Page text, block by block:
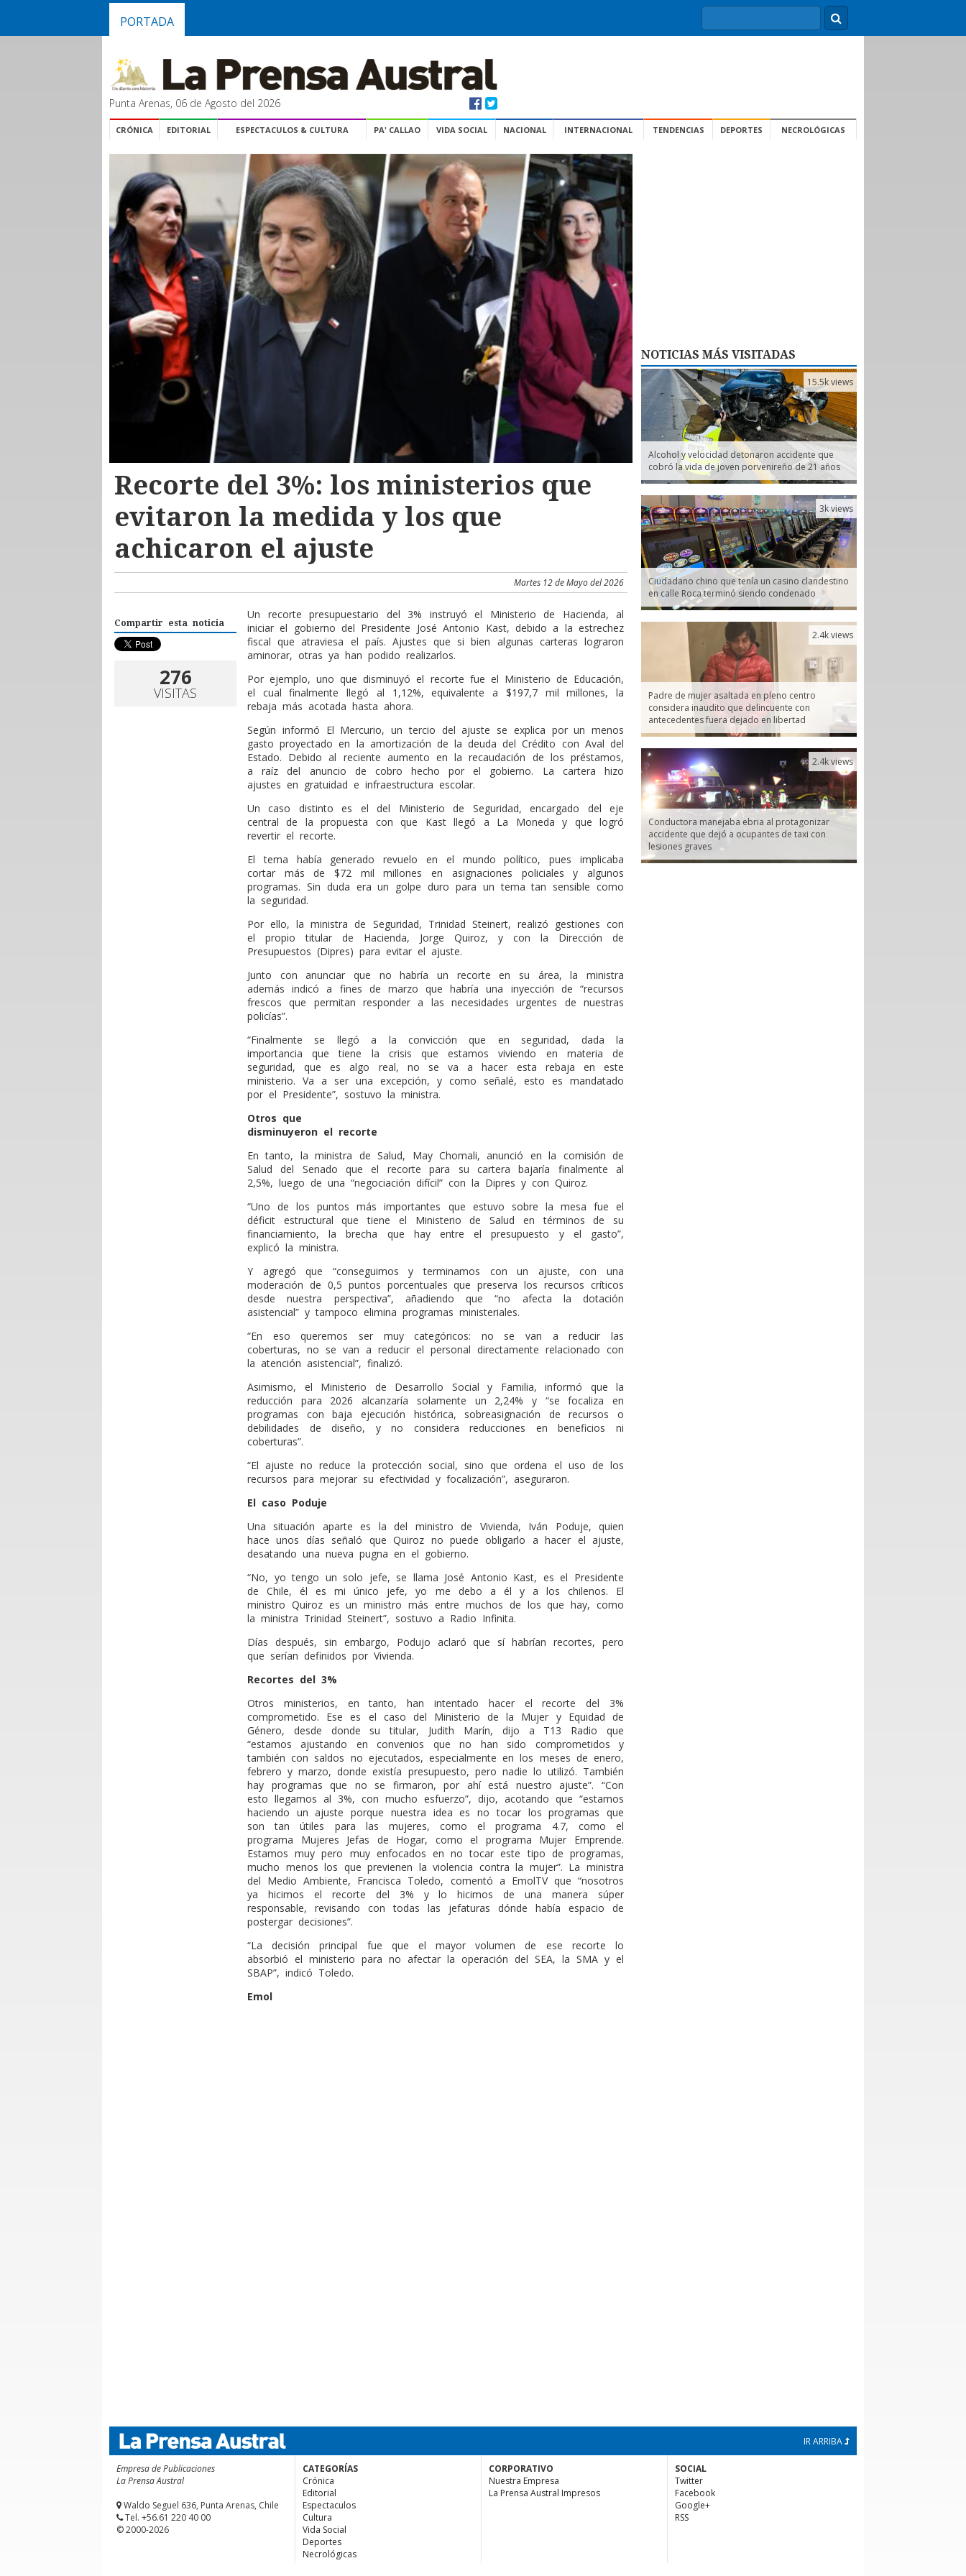
PORTADA
Punta Arenas, 06 de Agosto del 2026
CRÓNICA EDITORIAL ESPECTACULOS & CULTURA PA' CALLAO VIDA SOCIAL NACIONAL INTERNACIONAL TENDENCIAS DEPORTES NECROLÓGICAS
Recorte del 3%: los ministerios que
evitaron la medida y los que
achicaron el ajuste
Martes 12 de Mayo del 2026
Compartir esta noticia
276
VISITAS
Un recorte presupuestario del 3% instruyó el Ministerio de Hacienda, al
iniciar el gobierno del Presidente José Antonio Kast, debido a la estrechez
fiscal que atraviesa el país. Ajustes que si bien algunas carteras lograron
aminorar, otras ya han podido realizarlos.
Por ejemplo, uno que disminuyó el recorte fue el Ministerio de Educación,
el cual finalmente llegó al 1,12%, equivalente a $197,7 mil millones, la
rebaja más acotada hasta ahora.
Según informó El Mercurio, un tercio del ajuste se explica por un menos
gasto proyectado en la amortización de la deuda del Crédito con Aval del
Estado. Debido al reciente aumento en la recaudación de los préstamos,
a raíz del anuncio de cobro hecho por el gobierno. La cartera hizo
ajustes en gratuidad e infraestructura escolar.
Un caso distinto es el del Ministerio de Seguridad, encargado del eje
central de la propuesta con que Kast llegó a La Moneda y que logró
revertir el recorte.
El tema había generado revuelo en el mundo político, pues implicaba
cortar más de $72 mil millones en asignaciones policiales y algunos
programas. Sin duda era un golpe duro para un tema tan sensible como
la seguridad.
Por ello, la ministra de Seguridad, Trinidad Steinert, realizó gestiones con
el propio titular de Hacienda, Jorge Quiroz, y con la Dirección de
Presupuestos (Dipres) para evitar el ajuste.
Junto con anunciar que no habría un recorte en su área, la ministra
además indicó a fines de marzo que habría una inyección de “recursos
frescos que permitan responder a las necesidades urgentes de nuestras
policías”.
“Finalmente se llegó a la convicción que en seguridad, dada la
importancia que tiene la crisis que estamos viviendo en materia de
seguridad, que es algo real, no se va a hacer esta rebaja en este
ministerio. Va a ser una excepción, y como señalé, esto es mandatado
por el Presidente”, sostuvo la ministra.
Otros que
disminuyeron el recorte
En tanto, la ministra de Salud, May Chomali, anunció en la comisión de
Salud del Senado que el recorte para su cartera bajaría finalmente al
2,5%, luego de una “negociación difícil” con la Dipres y con Quiroz.
“Uno de los puntos más importantes que estuvo sobre la mesa fue el
déficit estructural que tiene el Ministerio de Salud en términos de su
financiamiento, la brecha que hay entre el presupuesto y el gasto”,
explicó la ministra.
Y agregó que “conseguimos y terminamos con un ajuste, con una
moderación de 0,5 puntos porcentuales que preserva los recursos críticos
desde nuestra perspectiva”, añadiendo que “no afecta la dotación
asistencial” y tampoco elimina programas ministeriales.
“En eso queremos ser muy categóricos: no se van a reducir las
coberturas, no se van a reducir el personal directamente relacionado con
la atención asistencial”, finalizó.
Asimismo, el Ministerio de Desarrollo Social y Familia, informó que la
reducción para 2026 alcanzaría solamente un 2,24% y “se focaliza en
programas con baja ejecución histórica, sobreasignación de recursos o
debilidades de diseño, y no considera reducciones en beneficios ni
coberturas”.
“El ajuste no reduce la protección social, sino que ordena el uso de los
recursos para mejorar su efectividad y focalización”, aseguraron.
El caso Poduje
Una situación aparte es la del ministro de Vivienda, Iván Poduje, quien
hace unos días señaló que Quiroz no puede obligarlo a hacer el ajuste,
desatando una nueva pugna en el gobierno.
“No, yo tengo un solo jefe, se llama José Antonio Kast, es el Presidente
de Chile, él es mi único jefe, yo me debo a él y a los chilenos. El
ministro Quiroz es un ministro más entre muchos de los que hay, como
la ministra Trinidad Steinert”, sostuvo a Radio Infinita.
Días después, sin embargo, Podujo aclaró que sí habrían recortes, pero
que serían definidos por Vivienda.
Recortes del 3%
Otros ministerios, en tanto, han intentado hacer el recorte del 3%
comprometido. Ese es el caso del Ministerio de la Mujer y Equidad de
Género, desde donde su titular, Judith Marín, dijo a T13 Radio que
“estamos ajustando en convenios que no han sido comprometidos y
también con saldos no ejecutados, especialmente en los meses de enero,
febrero y marzo, donde existía presupuesto, pero nadie lo utilizó. También
hay programas que no se firmaron, por ahí está nuestro ajuste”. “Con
esto llegamos al 3%, con mucho esfuerzo”, dijo, acotando que “estamos
haciendo un ajuste porque nuestra idea es no tocar los programas que
son tan útiles para las mujeres, como el programa 4.7, como el
programa Mujeres Jefas de Hogar, como el programa Mujer Emprende.
Estamos muy pero muy enfocados en no tocar este tipo de programas,
mucho menos los que previenen la violencia contra la mujer”. La ministra
del Medio Ambiente, Francisca Toledo, comentó a EmolTV que “nosotros
ya hicimos el recorte del 3% y lo hicimos de una manera súper
responsable, revisando con todas las jefaturas dónde había espacio de
postergar decisiones”.
“La decisión principal fue que el mayor volumen de ese recorte lo
absorbió el ministerio para no afectar la operación del SEA, la SMA y el
SBAP”, indicó Toledo.
Emol
NOTICIAS MÁS VISITADAS
Alcohol y velocidad detonaron accidente que
cobró la vida de joven porvenireño de 21 años
15.5k views
Ciudadano chino que tenía un casino clandestino
en calle Roca terminó siendo condenado
3k views
Padre de mujer asaltada en pleno centro
considera inaudito que delincuente con
antecedentes fuera dejado en libertad
2.4k views
Conductora manejaba ebria al protagonizar
accidente que dejó a ocupantes de taxi con
lesiones graves
2.4k views
IR ARRIBA
Empresa de Publicaciones
La Prensa Austral
Waldo Seguel 636, Punta Arenas, Chile
Tel. +56.61 220 40 00
© 2000-2026
CATEGORÍAS
Crónica
Editorial
Espectaculos
Cultura
Vida Social
Deportes
Necrológicas
CORPORATIVO
Nuestra Empresa
La Prensa Austral Impresos
SOCIAL
Twitter
Facebook
Google+
RSS